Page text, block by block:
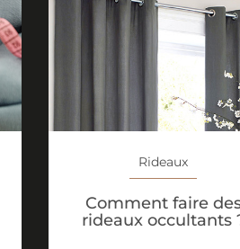
Rideaux
Comment faire
rideaux occultants